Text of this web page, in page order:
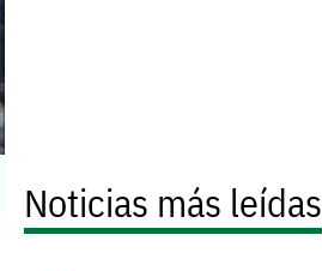
Noticias más leídas